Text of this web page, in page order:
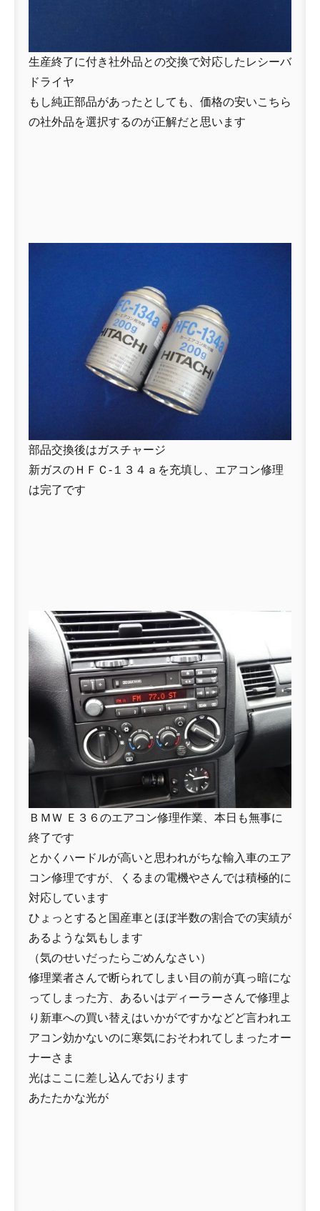
生産終了に付き社外品との交換で対応したレシーバ
ドライヤ
もし純正部品があったとしても、価格の安いこちら
の社外品を選択するのが正解だと思います
部品交換後はガスチャージ
新ガスのＨＦＣ-１３４ａを充填し、エアコン修理
は完了です
ＢＭＷ Ｅ３６のエアコン修理作業、本日も無事に
終了です
とかくハードルが高いと思われがちな輸入車のエア
コン修理ですが、くるまの電機やさんでは積極的に
対応しています
ひょっとすると国産車とほぼ半数の割合での実績が
あるような気もします
（気のせいだったらごめんなさい）
修理業者さんで断られてしまい目の前が真っ暗にな
ってしまった方、あるいはディーラーさんで修理よ
り新車への買い替えはいかがですかなどど言われエ
アコン効かないのに寒気におそわれてしまったオー
ナーさま
光はここに差し込んでおります
あたたかな光が